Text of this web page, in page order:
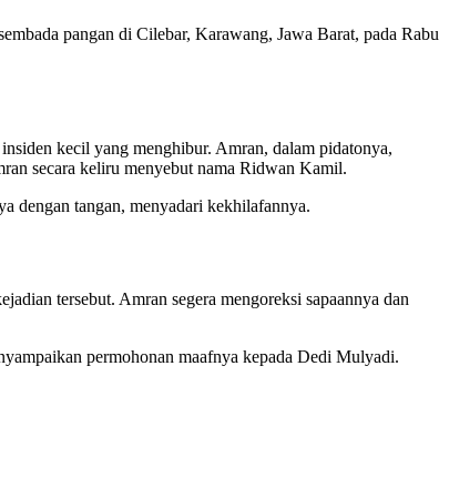
pangan di Cilebar, Karawang, Jawa Barat, pada Rabu
kecil yang menghibur. Amran, dalam pidatonya,
secara keliru menyebut nama Ridwan Kamil.
dengan tangan, menyadari kekhilafannya.
tersebut. Amran segera mengoreksi sapaannya dan
permohonan maafnya kepada Dedi Mulyadi.